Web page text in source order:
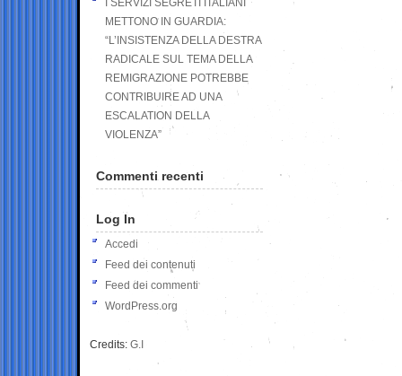
I SERVIZI SEGRETI ITALIANI
METTONO IN GUARDIA:
“L’INSISTENZA DELLA DESTRA
RADICALE SUL TEMA DELLA
REMIGRAZIONE POTREBBE
CONTRIBUIRE AD UNA
ESCALATION DELLA
VIOLENZA”
Commenti recenti
Log In
Accedi
Feed dei contenuti
Feed dei commenti
WordPress.org
Credits: G.I